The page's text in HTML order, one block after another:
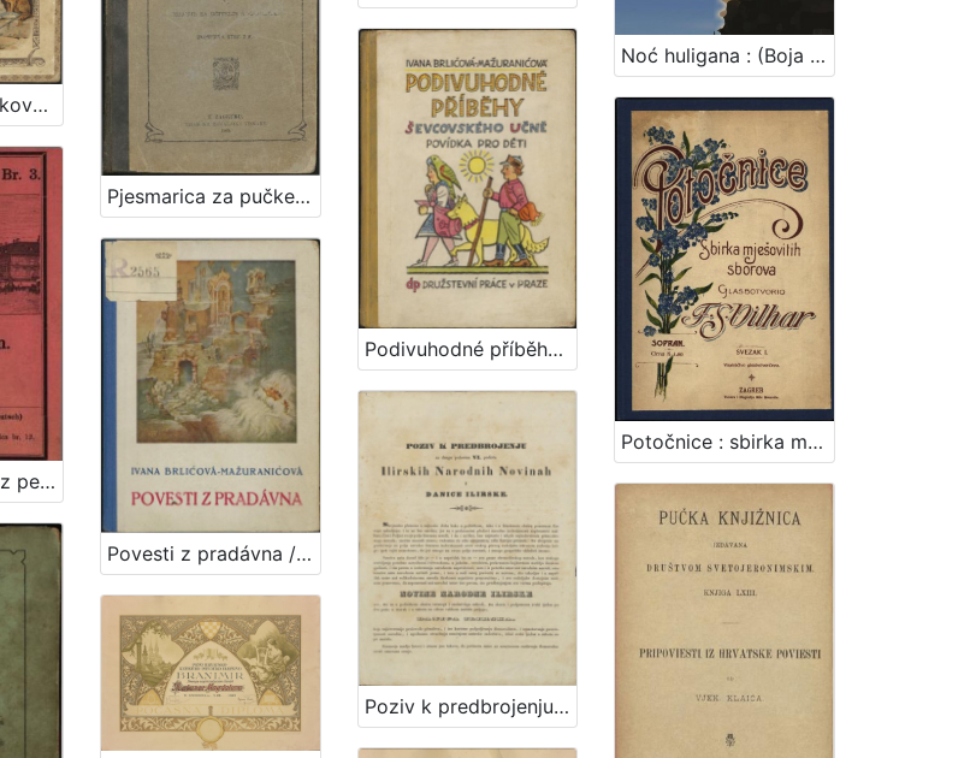
Moja najmilija slikovnica : pjesmice / napisao Stjepan Širola
Noć huligana : (Boja željeznog oksida) : kratki roman / Borben Vladović
Otac i sin : crta iz petnajstog vieka / pripovieda ju D. Demeter
Pjesmarica za pučke škole u Hrvatskoj i Slavoniji
Podivuhodné příběhy ševcovského : učně povídka pro děti / Ivana Brlićova-Mažuranićova
Potočnice : sbirka mješovitih sborova : svezak I. / glasbotvorio F. S. Vilhar
Povesti z pradávna / Ivana Brlićova-Mažuranićova
Poziv k predbrojenju za drugu polovinu VI. godišta Ilirskih Narodnih Novinah i Danice ilirske / Ljudevit Gaj